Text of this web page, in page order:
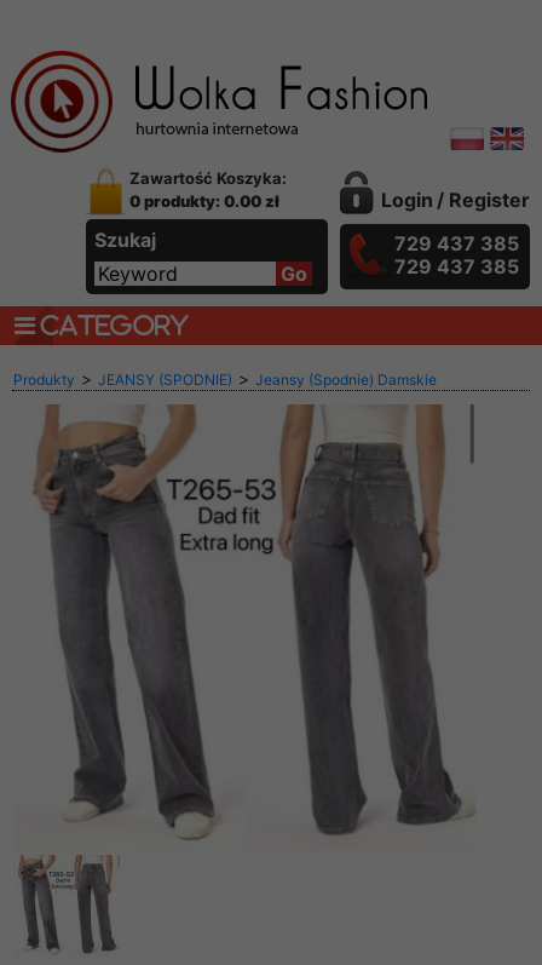
Zawartość Koszyka:
0 produkty: 0.00 zł
Szukaj
Login / Register
729 437 385
729 437 385
CATEGORY
Produkty > JEANSY (SPODNIE) > Jeansy (Spodnie) Damskie